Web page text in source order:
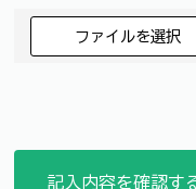
ファイルを選択